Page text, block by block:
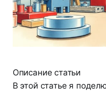
Описание статьи
В этой статье я